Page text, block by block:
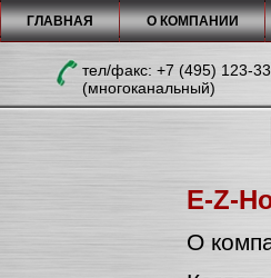
ГЛАВНАЯ О КОМПАНИИ
тел/факc: +7 (495) 123-
(многоканальный)
E-Z-
О